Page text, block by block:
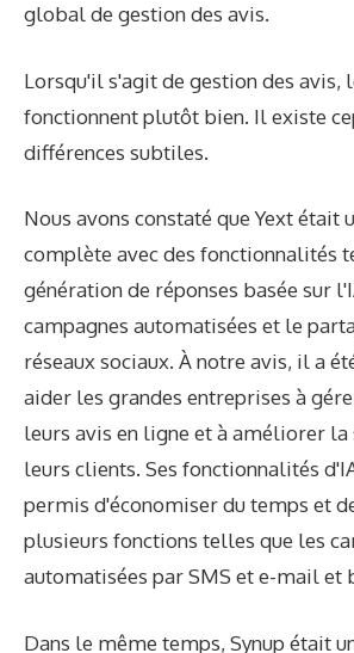
global de gestion des avis.
Lorsqu'il s'agit de gestion des avis,
fonctionnent plutôt bien. Il existe
différences subtiles.
Nous avons constaté que Yext était
complète avec des fonctionnalités
génération de réponses basée sur
campagnes automatisées et le
réseaux sociaux. À notre avis, il a
aider les grandes entreprises à
leurs avis en ligne et à améliorer la
leurs clients. Ses fonctionnalités
permis d'économiser du temps et
plusieurs fonctions telles que les
automatisées par SMS et e-mail et
Dans le même temps, Synup était